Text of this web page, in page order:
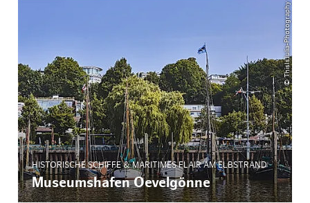
© ThisIsJulia-Photography
HISTORISCHE SCHIFFE & MARITIMES FLAIR AM ELBSTRAND
Museumshafen Oevelgönne